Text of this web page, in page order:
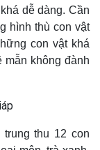
dễ dàng. Cần
hình thù con vật
con vật khá
không đành
thu 12 con